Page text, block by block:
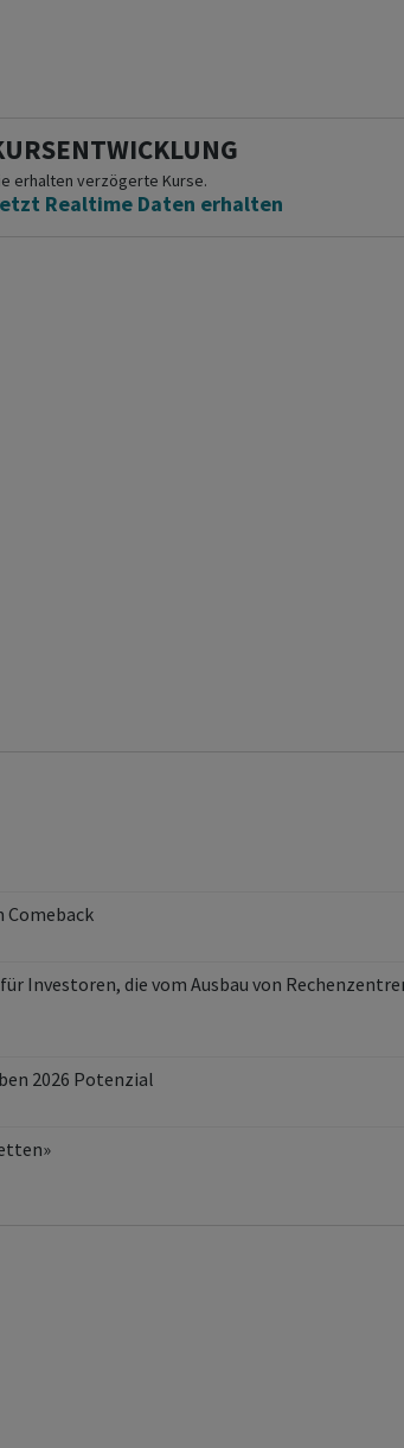
erhalten verzögerte Kurse.
Realtime Daten erhalten
Comeback
Investoren, die vom Ausbau von
2026 Potenzial